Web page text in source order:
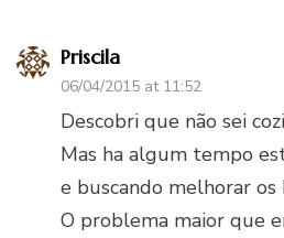
Priscila
06/04/2015 at 11:52
Descobri que não sei
Mas ha algum tempo
e buscando melhorar
O problema maior que